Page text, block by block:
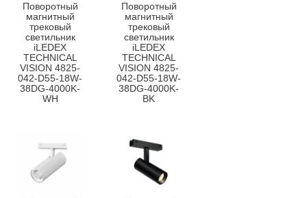
Поворотный
магнитный
трековый
светильник
iLEDEX
TECHNICAL
VISION 4825-
042-D55-18W-
38DG-4000K-
WH
Поворотный
магнитный
трековый
светильник
iLEDEX
TECHNICAL
VISION 4825-
042-D55-18W-
38DG-4000K-
BK